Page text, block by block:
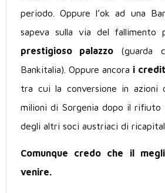
periodo. Oppure l’ok ad una
sapeva sulla via del fallimento
prestigioso palazzo (guarda
Bankitalia). Oppure ancora i
tra cui la conversione in
milioni di Sorgenia dopo il rifiuto
degli altri soci austriaci di
Comunque credo che il
venire.